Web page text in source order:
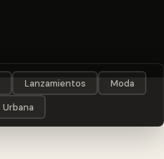
Lanzamientos
Moda
Urbana